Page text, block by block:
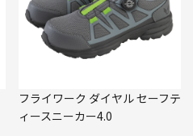
フライワーク ダイヤル セーフテ
ィースニーカー4.0